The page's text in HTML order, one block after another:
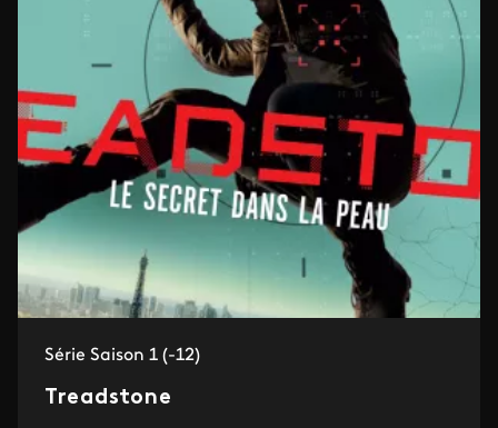
Série Saison 1 (-12)
Treadstone